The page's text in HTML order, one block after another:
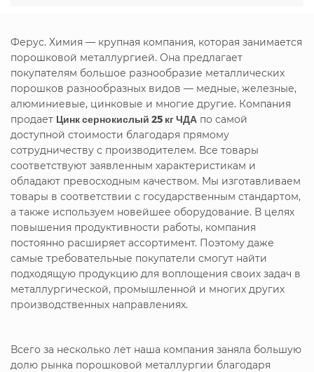
Ферус. Химия — крупная компания, которая занимается
порошковой металлургией. Она предлагает
покупателям большое разнообразие металлических
порошков разнообразных видов — медные, железные,
алюминиевые, цинковые и многие другие. Компания
продает Цинк сернокислый 25 кг ЧДА по самой
доступной стоимости благодаря прямому
сотрудничеству с производителем. Все товары
соответствуют заявленным характеристикам и
обладают превосходным качеством. Мы изготавливаем
товары в соответствии с государственным стандартом,
а также используем новейшее оборудование. В целях
повышения продуктивности работы, компания
постоянно расширяет ассортимент. Поэтому даже
самые требовательные покупатели смогут найти
подходящую продукцию для воплощения своих задач в
металлургической, промышленной и многих других
производственных направлениях.
Всего за несколько лет наша компания заняла большую
долю рынка порошковой металлургии благодаря